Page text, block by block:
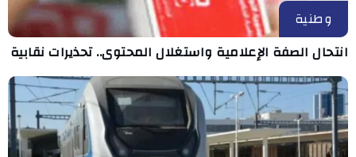
وطنية
انتحال الصفة الإعلامية واستغلال المحتوى.. تحذيرات نقابية